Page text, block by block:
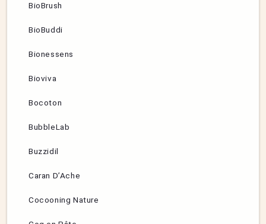
BioBrush
BioBuddi
Bionessens
Bioviva
Bocoton
BubbleLab
Buzzidil
Caran D’Ache
Cocooning Nature